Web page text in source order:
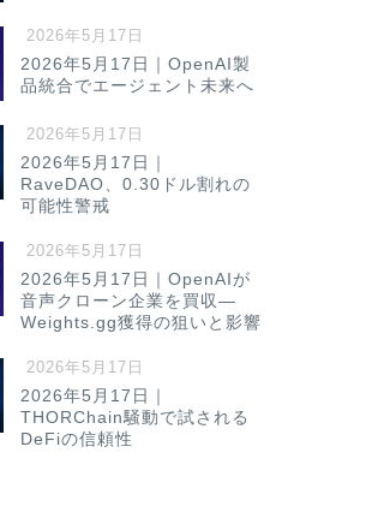
2026年5月17日
2026年5月17日｜OpenAI製
品統合でエージェント未来へ
2026年5月17日
2026年5月17日｜
RaveDAO、0.30ドル割れの
可能性警戒
2026年5月17日
2026年5月17日｜OpenAIが
音声クローン企業を買収—
Weights.gg獲得の狙いと影響
2026年5月17日
2026年5月17日｜
THORChain騒動で試される
DeFiの信頼性